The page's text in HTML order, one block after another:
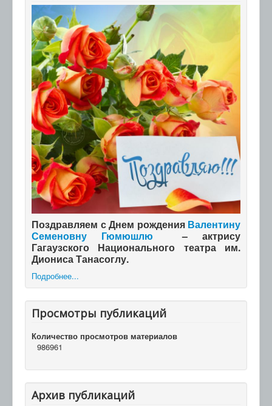
Поздравляем с Днем рождения Валентину
Семеновну Гюмюшлю – актрису
Гагаузского Национального театра им.
Диониса Танасоглу.
Подробнее...
Просмотры публикаций
Количество просмотров материалов
986961
Архив публикаций